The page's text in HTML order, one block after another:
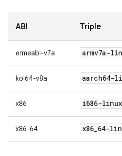
ABI Triple
ermeabi-v7a armv7a-
kol64-v8a aarch64-
x86 i686-
x86-64 x86_64-